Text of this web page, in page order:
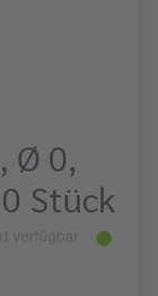
Ø 0,
Stück
verfügbar